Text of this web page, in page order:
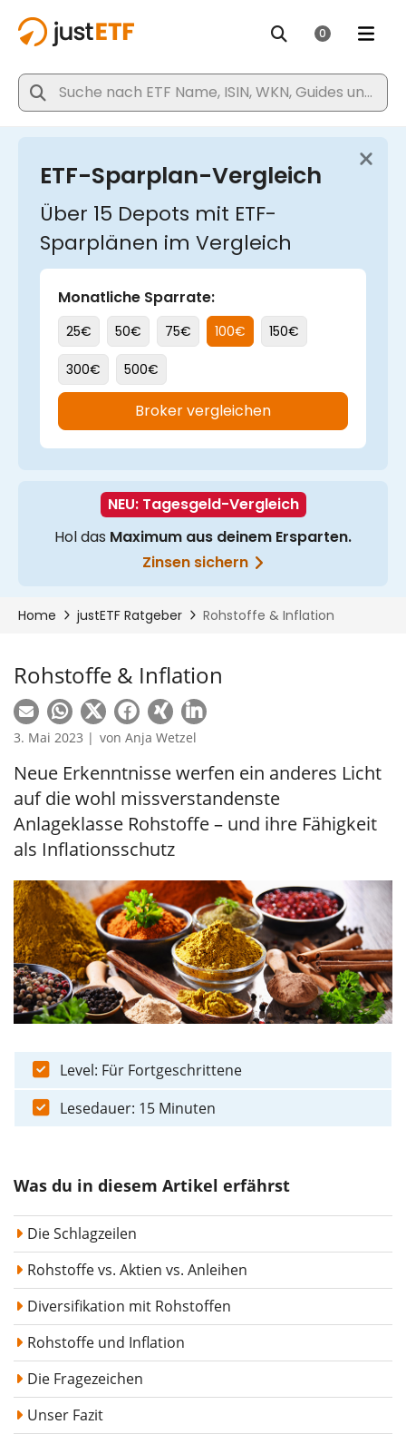
Rohstoffe & Inflation
3. Mai 2023 | von Anja Wetzel
Neue Erkenntnisse werfen ein anderes Licht
auf die wohl missverstandenste
Anlageklasse Rohstoffe – und ihre Fähigkeit
als Inflationsschutz
Level: Für Fortgeschrittene
Lesedauer: 15 Minuten
Was du in diesem Artikel erfährst
Die Schlagzeilen
Rohstoffe vs. Aktien vs. Anleihen
Diversifikation mit Rohstoffen
Rohstoffe und Inflation
Die Fragezeichen
Unser Fazit